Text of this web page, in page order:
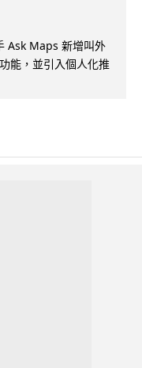
Ask Maps 新增叫外
能，並引入個人化推